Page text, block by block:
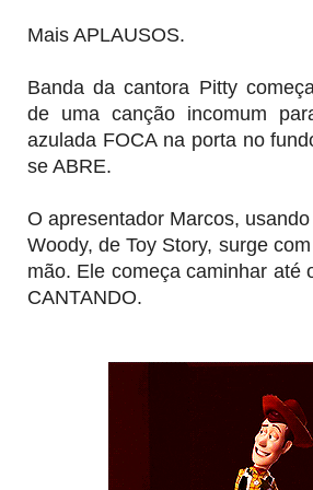
Mais APLAUSOS.
Banda da cantora Pitty
de uma canção incomum
azulada FOCA na porta no
se ABRE.
O apresentador Marcos,
Woody, de Toy Story, surge
mão. Ele começa caminhar até
CANTANDO.